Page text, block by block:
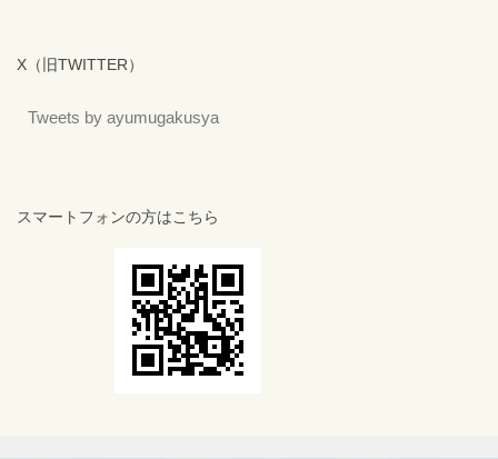
X（旧TWITTER）
Tweets by ayumugakusya
スマートフォンの方はこちら